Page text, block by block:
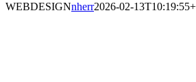
WEBDESIGNnherr2026-02-